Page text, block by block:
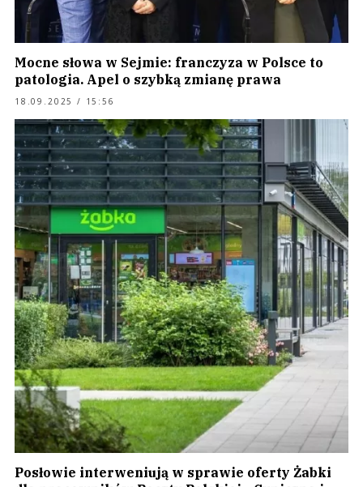
Mocne słowa w Sejmie: franczyza w Polsce to
patologia. Apel o szybką zmianę prawa
18.09.2025 / 15:56
Posłowie interweniują w sprawie oferty Żabki